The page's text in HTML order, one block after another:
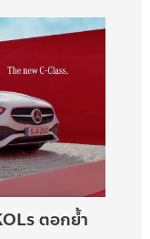
ตอกย้ำ